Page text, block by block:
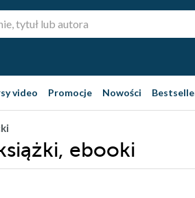
video Promocje Nowości
ebooki